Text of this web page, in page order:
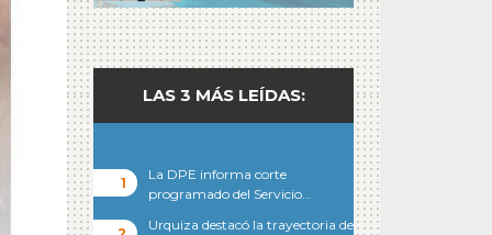
LAS 3 MÁS LEÍDAS:
La DPE informa corte
programado del Servicio…
Urquiza destacó la trayectoria de